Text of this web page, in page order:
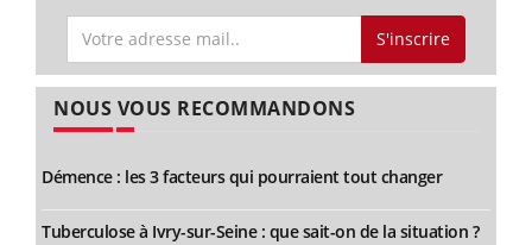
S'inscrire
NOUS VOUS RECOMMANDONS
Démence : les 3 facteurs qui pourraient tout changer
Tuberculose à Ivry-sur-Seine : que sait-on de la situation ?